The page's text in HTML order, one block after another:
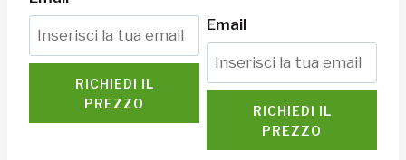
RICHIEDI IL
PREZZO
Email
RICHIEDI IL
PREZZO